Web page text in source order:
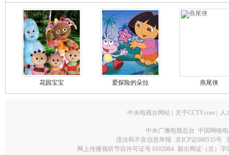
花园宝宝 爱探险的朵拉 燕尾侠
中央电视台网站 关于CCTV.com 人
中央广播电视总台 中国网络
违法和不良信息举报
京ICP证060535号
网上传播视听节目许可证号 0102004 新出网证（京）